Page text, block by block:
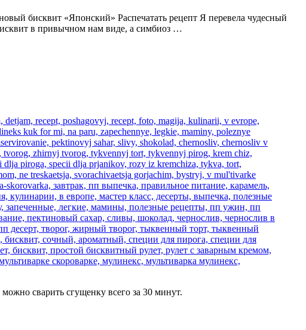
бисквит «Японский» Распечатать рецепт Я перевела чудесный
в привычном нам виде, а симбиоз …
сварить сгущенку всего за 30 минут.